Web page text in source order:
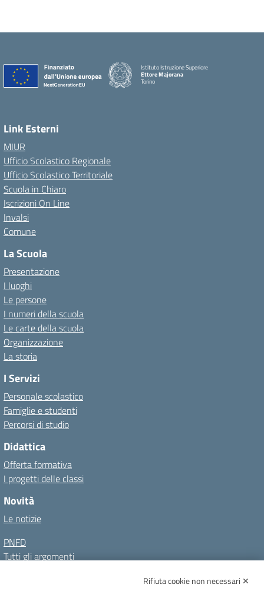
Istituto Istruzione Superiore
Ettore Majorana
Torino
Link Esterni
MIUR
Ufficio Scolastico Regionale
Ufficio Scolastico Territoriale
Scuola in Chiaro
Iscrizioni On Line
Invalsi
Comune
La Scuola
Presentazione
I luoghi
Le persone
I numeri della scuola
Le carte della scuola
Organizzazione
La storia
I Servizi
Personale scolastico
Famiglie e studenti
Percorsi di studio
Didattica
Offerta formativa
I progetti delle classi
Novità
Le notizie
PNFD
Tutti gli argomenti
Rifiuta cookie non necessari ✕